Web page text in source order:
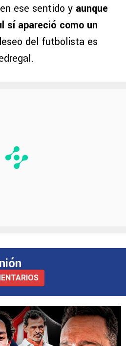
ese sentido y aunque
sí apareció como un
del futbolista es